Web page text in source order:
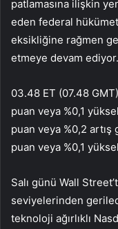
patlamasına ilişkin
eden federal hükümet
eksikliğine rağmen
etmeye devam ediyor.
03.48 ET (07.48
puan veya %0,1
puan veya %0,2
puan veya %0,1
Salı günü Wall
seviyelerinden
teknoloji ağırlıklı